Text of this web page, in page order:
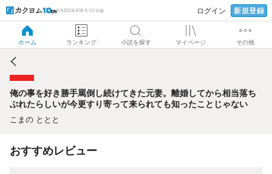
KADOKAWA Group ログイン 新規登録
ホーム ランキング 小説を探す マイページ その他
俺の事を好き勝手罵倒し続けてきた元妻。離婚してから相当
落ちぶれたらしいが今更すり寄って来られても知ったことじ
ゃない
俺の事を好き勝手罵倒し続けてきた元妻。離婚してから相当落ち
ぶれたらしいが今更すり寄って来られても知ったことじゃない
こまの ととと
おすすめレビュー